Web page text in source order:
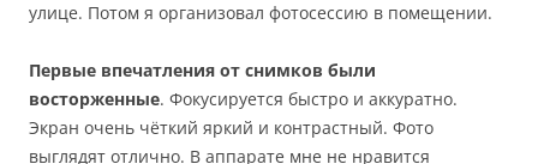
улице. Потом я организовал фотосессию в помещении.
Первые впечатления от снимков были
восторженные. Фокусируется быстро и аккуратно.
Экран очень чёткий яркий и контрастный. Фото
выглядят отлично. В аппарате мне не нравится